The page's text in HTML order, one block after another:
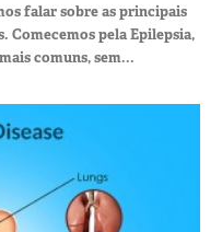
falar sobre as principais
Comecemos pela Epilepsia,
comuns, sem...